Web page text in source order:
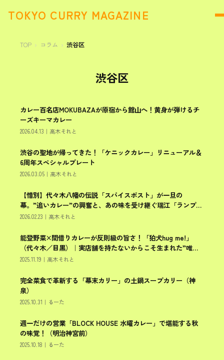
TOKYO CURRY MAGAZINE
TOP コラム 渋谷区
渋谷区
渋谷区
カレー百名店MOKUBAZAが原宿から館山へ！黄身が弾けるチ
ーズキーマカレー
2026.04.13 ｜ 高木それと
渋谷区
渋谷の聖地が帰ってきた！「ケニックカレー」リニューアル＆
6周年スペシャルプレート
2026.03.05 ｜ 高木それと
渋谷区
【惜別】代々木八幡の伝説「スパイスポスト」が一旦の
幕。”追いカレー”の興奮と、あの味を受け継ぐ瑞江「ランプ」
という希望の光
2026.02.23 ｜ 高木それと
東京のカレー
能登野菜×間借りカレーが反則級の旨さ！「狛犬hug me!」
（代々木／目黒）｜実店舗を持たないからこそ生まれた”唯一
無二”のカレー体験とは？
2025.11.19 ｜ 高木それと
渋谷区
完全菜食で革新する「幕末カリー」の土鍋スープカリー（神
泉）
2025.10.31 ｜ るーた
渋谷区
週一だけの営業「BLOCK HOUSE 水曜カレー」で堪能する秋
の味覚！（明治神宮前）
2025.10.18 ｜ るーた